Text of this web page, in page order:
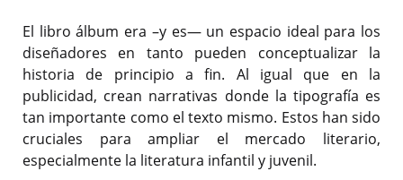
El libro álbum era –y es— un espacio ideal para los
diseñadores en tanto pueden conceptualizar la
historia de principio a fin. Al igual que en la
publicidad, crean narrativas donde la tipografía es
tan importante como el texto mismo. Estos han sido
cruciales para ampliar el mercado literario,
especialmente la literatura infantil y juvenil.